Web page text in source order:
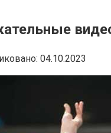
04.10.2023